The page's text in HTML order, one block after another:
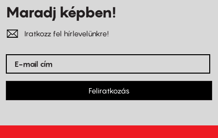
Maradj képben!
Iratkozz fel hírlevelünkre!
Feliratkozás